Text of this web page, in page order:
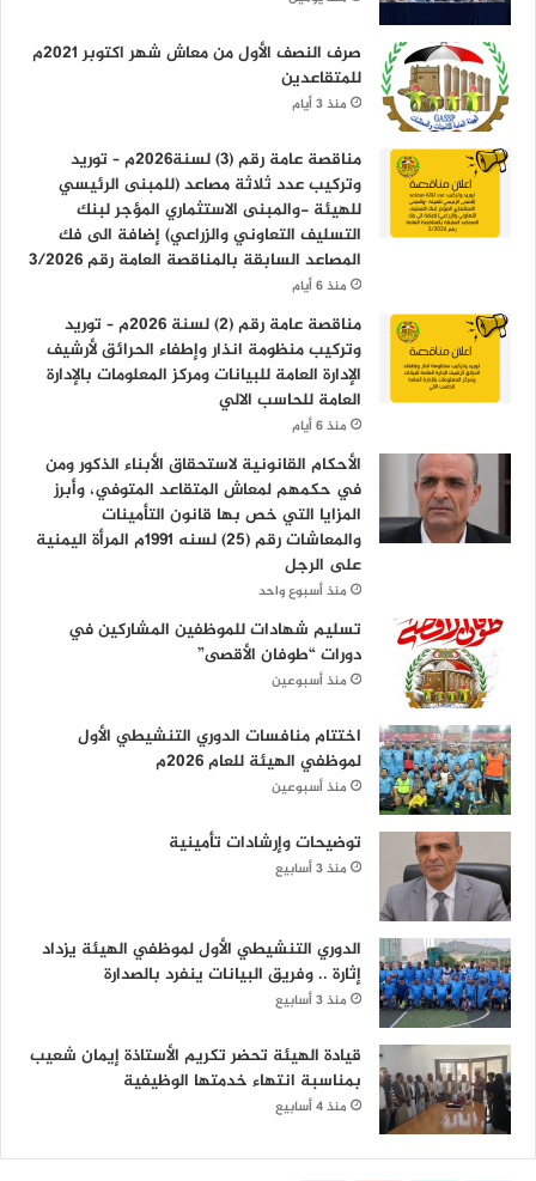
صرف النصف الأول من معاش شهر اكتوبر 2021م
للمتقاعدين
منذ 3 أيام
مناقصة عامة رقم (3) لسنة2026م – توريد
وتركيب عدد ثلاثة مصاعد (للمبنى الرئيسي
للهيئة -والمبنى الاستثماري المؤجر لبنك
التسليف التعاوني والزراعي) إضافة الى فك
المصاعد السابقة بالمناقصة العامة رقم 3/2026
منذ 6 أيام
مناقصة عامة رقم (2) لسنة 2026م – توريد
وتركيب منظومة انذار وإطفاء الحرائق لأرشيف
الإدارة العامة للبيانات ومركز المعلومات بالإدارة
العامة للحاسب الالي
منذ 6 أيام
الأحكام القانونية لاستحقاق الأبناء الذكور ومن
في حكمهم لمعاش المتقاعد المتوفي، وأبرز
المزايا التي خص بها قانون التأمينات
والمعاشات رقم (25) لسنه 1991م المرأة اليمنية
على الرجل
منذ أسبوع واحد
تسليم شهادات للموظفين المشاركين في
دورات “طوفان الأقصى”
منذ أسبوعين
اختتام منافسات الدوري التنشيطي الأول
لموظفي الهيئة للعام 2026م
منذ أسبوعين
توضيحات وإرشادات تأمينية
منذ 3 أسابيع
الدوري التنشيطي الأول لموظفي الهيئة يزداد
إثارة .. وفريق البيانات ينفرد بالصدارة
منذ 3 أسابيع
قيادة الهيئة تحضر تكريم الأستاذة إيمان شعيب
بمناسبة انتهاء خدمتها الوظيفية
منذ 4 أسابيع